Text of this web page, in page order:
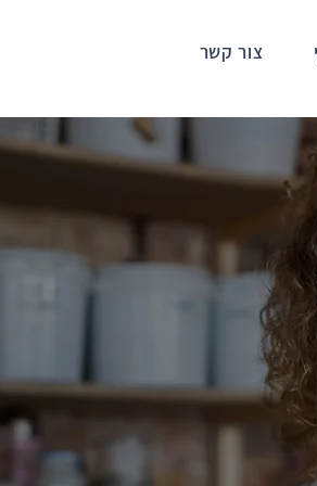
צור קשר
מרום
קטנים של הסוכנות